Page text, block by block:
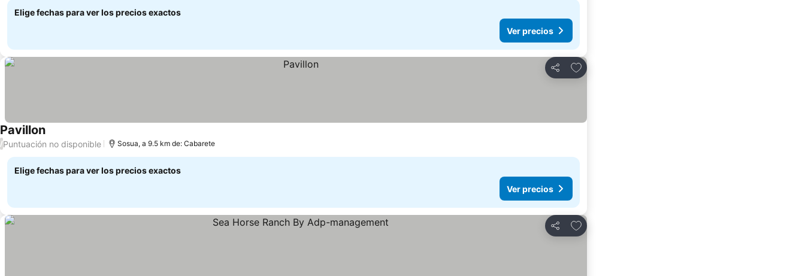
Elige fechas para ver los precios exactos
Ver precios
Compartir
Agregar a favoritos
PavillonVer precios
/Puntuación no disponible Sosua, a 9.5 km de: Cabarete
Elige fechas para ver los precios exactos
Ver precios
Compartir
Agregar a favoritos